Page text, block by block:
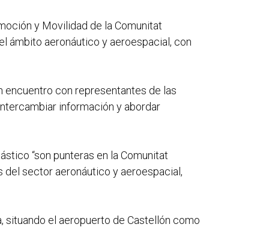
y Movilidad de la Comunitat
ámbito aeronáutico y aeroespacial, con
encuentro con representantes de las
información y abordar
“son punteras en la Comunitat
del sector aeronáutico y aeroespacial,
situando el aeropuerto de Castellón como